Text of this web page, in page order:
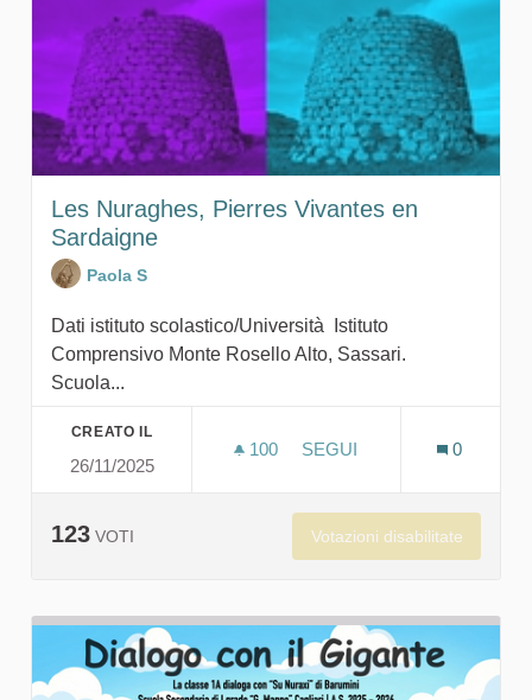
Les Nuraghes, Pierres Vivantes en
Sardaigne
Paola S
Dati istituto scolastico/Università Istituto
Comprensivo Monte Rosello Alto, Sassari.
Scuola...
CREATO IL
26/11/2025
100 100 SOSTENITORI
SEGUI
0
123 VOTI Votazioni disabilitate